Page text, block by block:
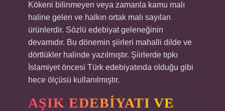
Kökeni bilinmeyen veya zamanla kamu malı
haline gelen ve halkın ortak malı sayılan
ürünlerdir. Sözlü edebiyat geleneğinin
devamıdır. Bu dönemin şiirleri mahalli dilde ve
dörtlükler halinde yazılmıştır. Şiirlerde tıpkı
İslamiyet öncesi Türk edebiyatında olduğu gibi
hece ölçüsü kullanılmıştır.
AŞIK EDEBIYATI VE